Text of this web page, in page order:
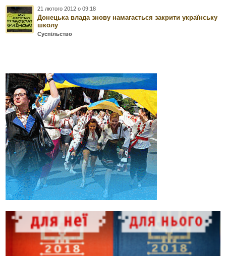
21 лютого 2012 о 09:18
Донецька влада знову намагається закрити українську
школу
Суспільство